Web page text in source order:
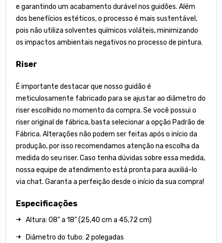
e garantindo um acabamento durável nos guidões. Além
dos benefícios estéticos, o processo é mais sustentável,
pois não utiliza solventes químicos voláteis, minimizando
os impactos ambientais negativos no processo de pintura.
Riser
É importante destacar que nosso guidão é
meticulosamente fabricado para se ajustar ao diâmetro do
riser escolhido no momento da compra. Se você possui o
riser original de fábrica, basta selecionar a opção Padrão de
Fábrica. Alterações não podem ser feitas após o início da
produção, por isso recomendamos atenção na escolha da
medida do seu riser. Caso tenha dúvidas sobre essa medida,
nossa equipe de atendimento está pronta para auxiliá-lo
via chat. Garanta a perfeição desde o início da sua compra!
Especificações
Altura: 08" a 18" (25,40 cm a 45,72 cm)
Diâmetro do tubo: 2 polegadas